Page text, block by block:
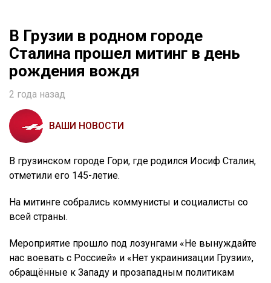
В Грузии в родном городе
Сталина прошел митинг в день
рождения вождя
2 года назад
ВАШИ НОВОСТИ
В грузинском городе Гори, где родился Иосиф Сталин,
отметили его 145-летие.
На митинге собрались коммунисты и социалисты со
всей страны.
Мероприятие прошло под лозунгами «Не вынуждайте
нас воевать с Россией» и «Нет украинизации Грузии»,
обращённые к Западу и прозападным политикам